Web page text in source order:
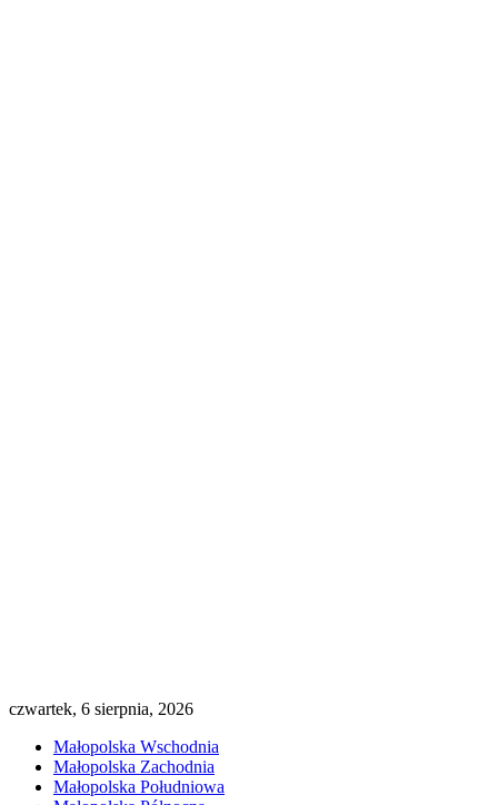
czwartek, 6 sierpnia, 2026
Małopolska Wschodnia
Małopolska Zachodnia
Małopolska Południowa